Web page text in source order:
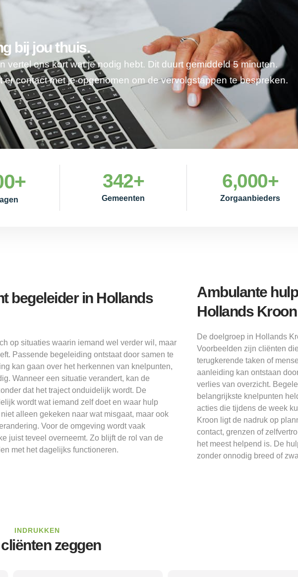
bij jou thuis.
vertel ons kort wat je nodig hebt. Dit duurt gemiddeld 5 minuten.
contact met je opgenomen om de vervolgstappen te bespreken.
+
Gemeenten
342+
Zorgaanbieders
6,000+
begeleider in Hollands
op situaties waarin iemand wel verder wil, maar
Passende begeleiding ontstaat door samen te
kan gaan over het herkennen van knelpunten,
Wanneer een situatie verandert, kan de
dat het traject onduidelijk wordt. De
wordt wat iemand zelf doet en waar hulp
alleen gekeken naar wat misgaat, maar ook
Voor de omgeving wordt vaak
juist teveel overneemt. Zo blijft de rol van de
met het dagelijks functioneren.
Ambulante
Hollands Kroon
De doelgroep in Hollands
Voorbeelden zijn cliënten
terugkerende taken of
aanleiding kan ontstaan
verlies van overzicht.
belangrijkste knelpunten
acties die tijdens de week
Kroon ligt de nadruk op
contact, grenzen of
het meest helpend is. De
zonder onnodig breed of
INDRUKKEN
zeggen